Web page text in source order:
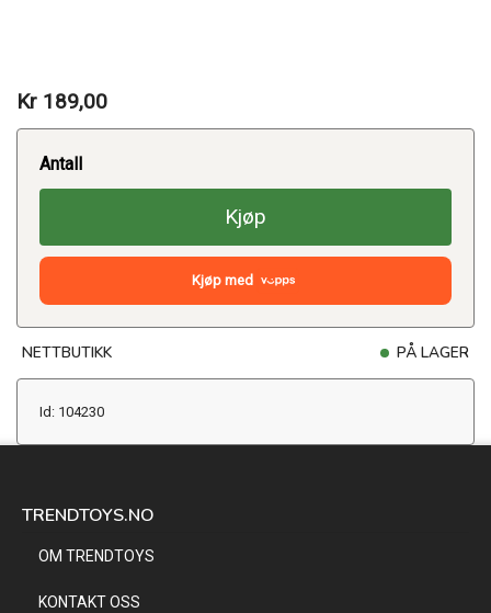
Kr 189,00
Antall
Kjøp
Kjøp med
NETTBUTIKK PÅ LAGER
Id: 104230
TRENDTOYS.NO
OM TRENDTOYS
KONTAKT OSS